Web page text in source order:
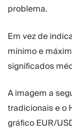
problema.
Em vez de
mínimo e
significados
A imagem a
tradicionais e o
gráfico EUR/